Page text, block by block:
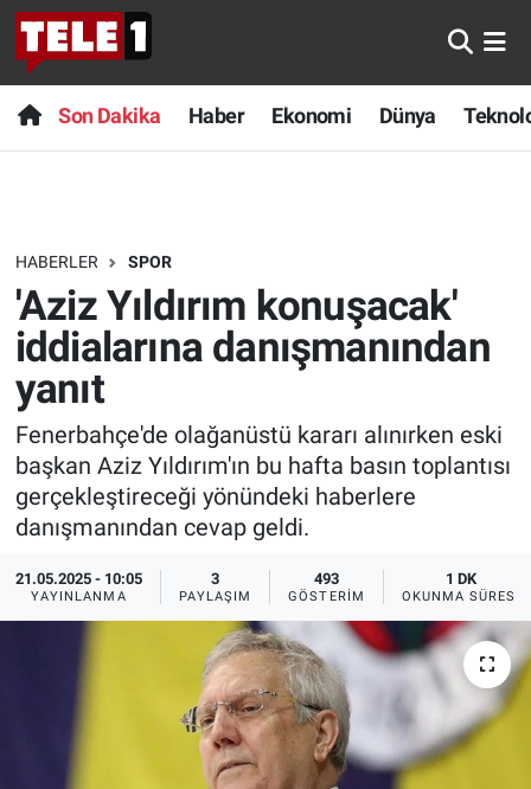
Son Dakika Haber Ekonomi Dünya
HABERLER SPOR
'Aziz Yıldırım konuşacak'
iddialarına danışmanından
yanıt
Fenerbahçe'de olağanüstü kararı alınırken eski
başkan Aziz Yıldırım'ın bu hafta basın toplantısı
gerçekleştireceği yönündeki haberlere
danışmanından cevap geldi.
21.05.2025 - 10:05
YAYINLANMA
3
PAYLAŞIM
493
GÖSTERIM
1 DK
OKUNMA SÜRESI
Anında Manşet
Başka Sohbetler
Bilim turu
Bilim ve Teknoloji Evreni
Doğa Konuşuyor
Dünya
Ege Saati
Ege'den Esintiler
Son Dakika
Haber
Dünya
Teknoloji
Sağlık
Spor
Yayın Akışı
İletişim
Nöbetçi Eczaneler
Hava Durumu
Trafik Durumu
Süper Lig Puan Durumu ve Fikstür
Tüm Manşetler
Son Dakika Haberleri
Haber Arşivi